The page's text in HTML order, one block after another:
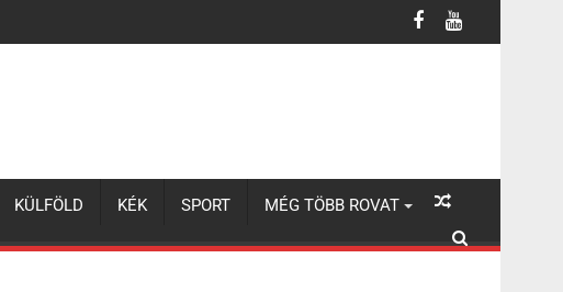
elhúzódó, intenzív hőhullám, viselkedésük is némileg megváltozik
KÜLFÖLD KÉK SPORT MÉG TÖBB ROVAT